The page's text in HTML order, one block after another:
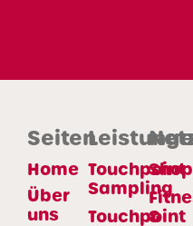
Seiten
Home
Über
uns
Touchpoint
Sampling
Touchpoint
&